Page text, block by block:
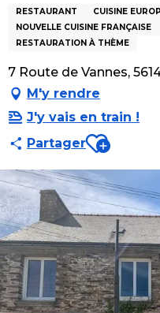
RESTAURANT CUISINE
NOUVELLE CUISINE FRANÇAISE
RESTAURATION À THÈME
7 Route de Vannes,
M'y rendre
J'y vais en train !
PartagerAjouter aux